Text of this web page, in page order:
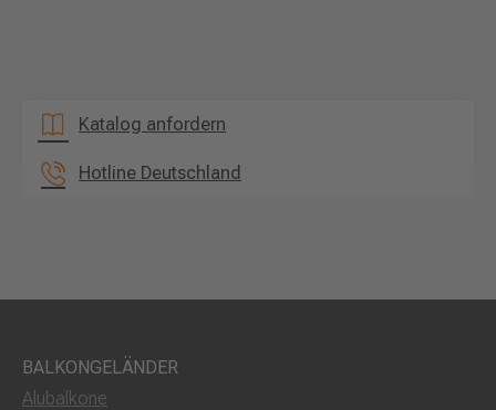
Katalog anfordern
Hotline Deutschland
BALKONGELÄNDER
Alubalkone